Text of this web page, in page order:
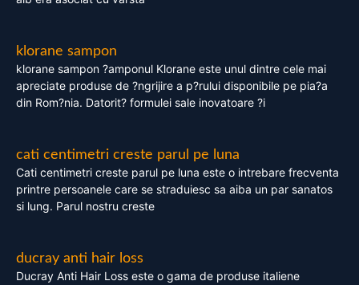
klorane sampon
klorane sampon ?amponul Klorane este unul dintre cele mai
apreciate produse de ?ngrijire a p?rului disponibile pe pia?a
din Rom?nia. Datorit? formulei sale inovatoare ?i
cati centimetri creste parul pe luna
Cati centimetri creste parul pe luna este o intrebare frecventa
printre persoanele care se straduiesc sa aiba un par sanatos
si lung. Parul nostru creste
ducray anti hair loss
Ducray Anti Hair Loss este o gama de produse italiene